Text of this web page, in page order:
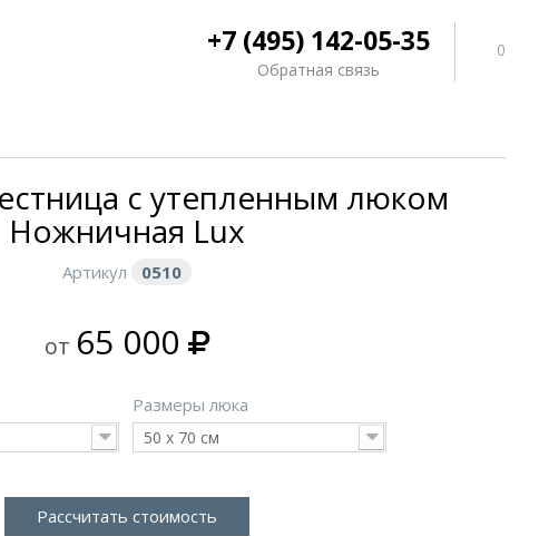
0
+7 (495) 142-05-35
Обратная связь
с утепленным люком
Ножничная Lux
Артикул 0510
от 65 000
Размеры люка
50 х 70 см
Рассчитать стоимость